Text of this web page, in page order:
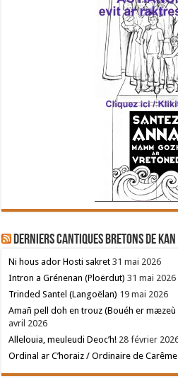
Derniers cantiques bretons de
Ni hous ador Hosti sakret 31 mai 2026
Intron a Grénenan (Ploërdut) 31 mai 2026
Trinded Santel (Langoëlan) 19 mai 2026
Amañ pell doh en trouz (Bouéh er
avril 2026
Allelouia, meuleudi Deoc’h! 28 février
Ordinal ar C’horaiz / Ordinaire de